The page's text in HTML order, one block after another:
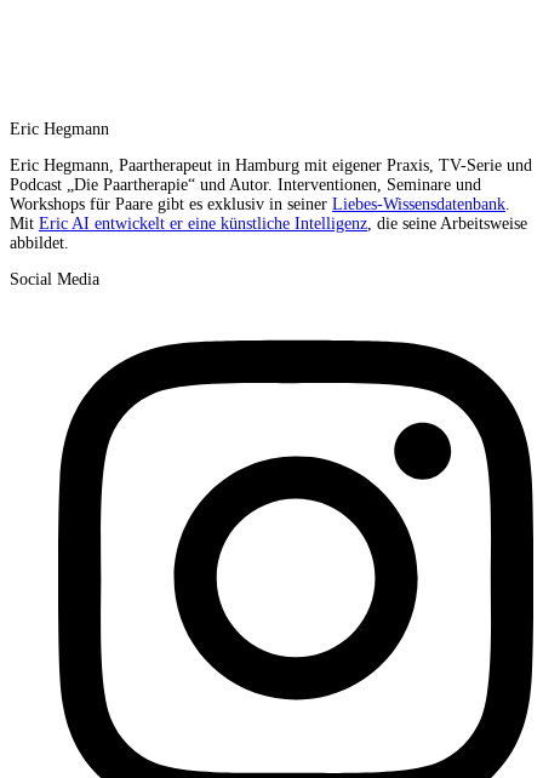
Eric Hegmann
Eric Hegmann, Paartherapeut in Hamburg mit eigener Praxis, TV-Serie und
Podcast „Die Paartherapie“ und Autor. Interventionen, Seminare und
Workshops für Paare gibt es exklusiv in seiner Liebes-Wissensdatenbank.
Mit Eric AI entwickelt er eine künstliche Intelligenz, die seine Arbeitsweise
abbildet.
Social Media